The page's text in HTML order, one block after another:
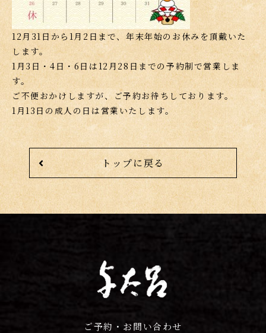
12月31日から1月2日まで、年末年始のお休みを頂戴いた
します。
1月3日・4日・6日は12月28日までの予約制で営業しま
す。
ご不便おかけしますが、ご予約お待ちしております。
1月13日の成人の日は営業いたします。
トップに戻る
ご予約・お問い合わせ